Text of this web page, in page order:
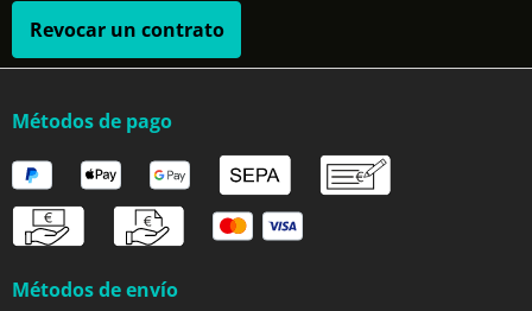
Revocar un contrato
Métodos de pago
Métodos de envío